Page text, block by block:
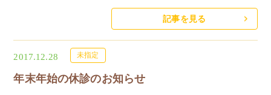
記事を見る
2017.12.28 未指定
年末年始の休診のお知らせ